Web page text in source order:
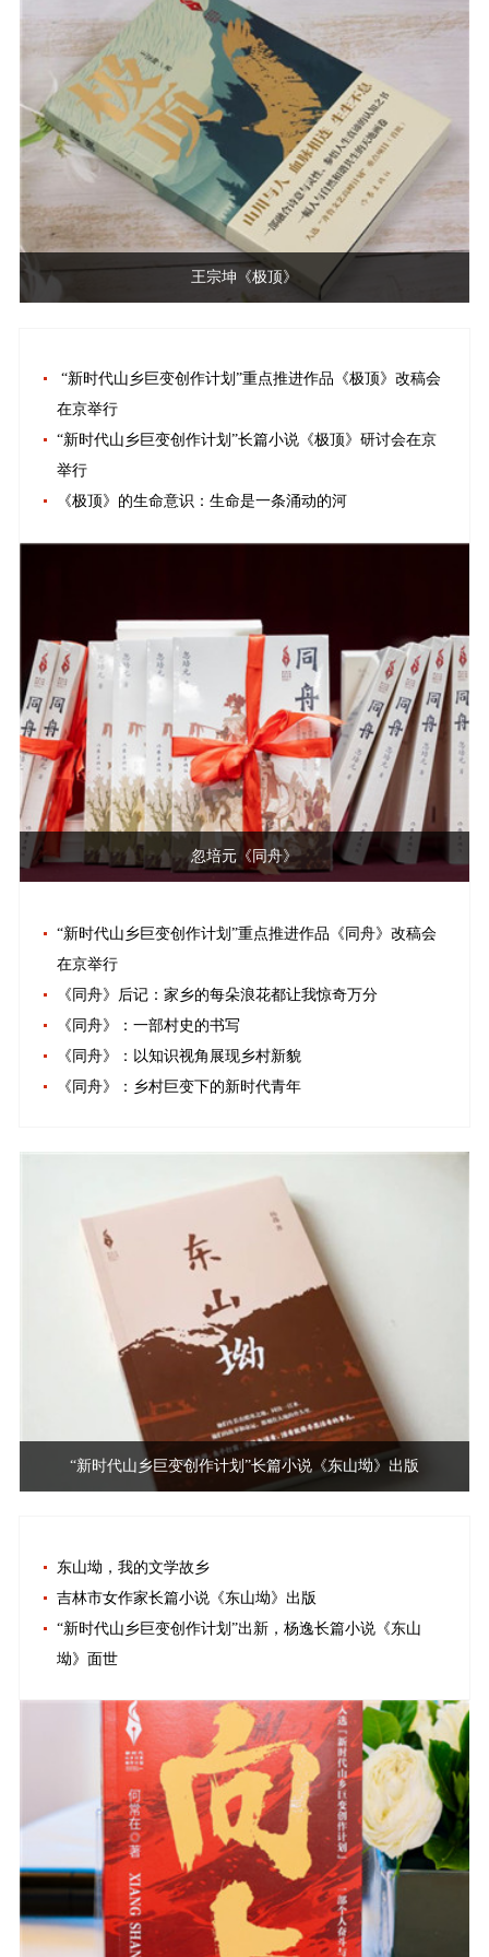
王宗坤《极顶》
“新时代山乡巨变创作计划”重点推进作品《极顶》改稿会
在京举行
“新时代山乡巨变创作计划”长篇小说《极顶》研讨会在京
举行
《极顶》的生命意识：生命是一条涌动的河
忽培元《同舟》
“新时代山乡巨变创作计划”重点推进作品《同舟》改稿会
在京举行
《同舟》后记：家乡的每朵浪花都让我惊奇万分
《同舟》：一部村史的书写
《同舟》：以知识视角展现乡村新貌
《同舟》：乡村巨变下的新时代青年
“新时代山乡巨变创作计划”长篇小说《东山坳》出版
东山坳，我的文学故乡
吉林市女作家长篇小说《东山坳》出版
“新时代山乡巨变创作计划”出新，杨逸长篇小说《东山
坳》面世